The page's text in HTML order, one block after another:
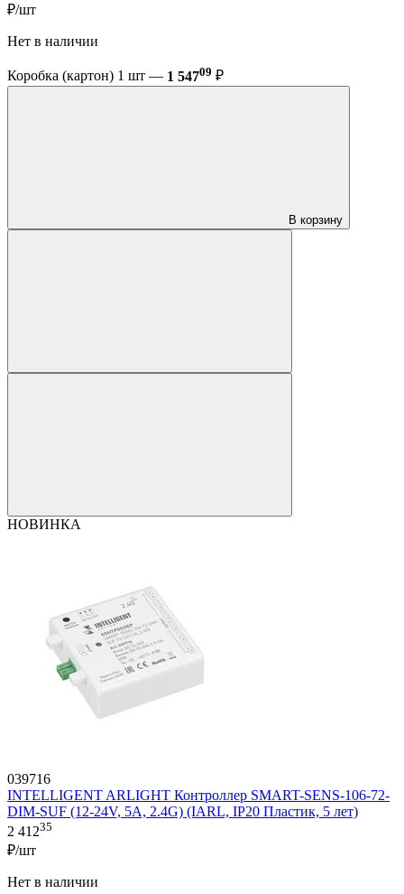
₽/шт
Нет в наличии
Коробка (картон) 1 шт — 1 54709 ₽
В корзину
НОВИНКА
039716
INTELLIGENT ARLIGHT Контроллер SMART-SENS-106-72-
DIM-SUF (12-24V, 5A, 2.4G) (IARL, IP20 Пластик, 5 лет)
2 41235
₽/шт
Нет в наличии